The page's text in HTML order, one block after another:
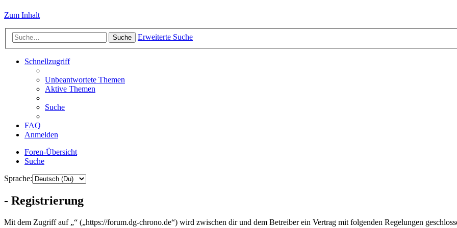
Zum Inhalt
Suche Erweiterte Suche
Schnellzugriff
Unbeantwortete Themen
Aktive Themen
Suche
FAQ
Anmelden
Foren-Übersicht
Suche
Sprache:
- Registrierung
Mit dem Zugriff auf „“ („https://forum.dg-chrono.de“) wird zwischen dir und dem Betreiber ein Vertrag mit folgenden Regelungen